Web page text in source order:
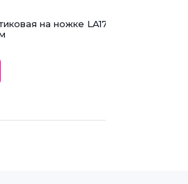
на ножке LA1716, состаренное